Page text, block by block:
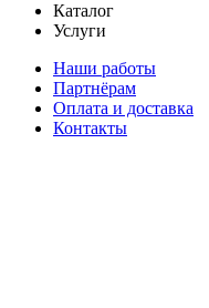
Каталог
Услуги
Наши работы
Партнёрам
Оплата и доставка
Контакты